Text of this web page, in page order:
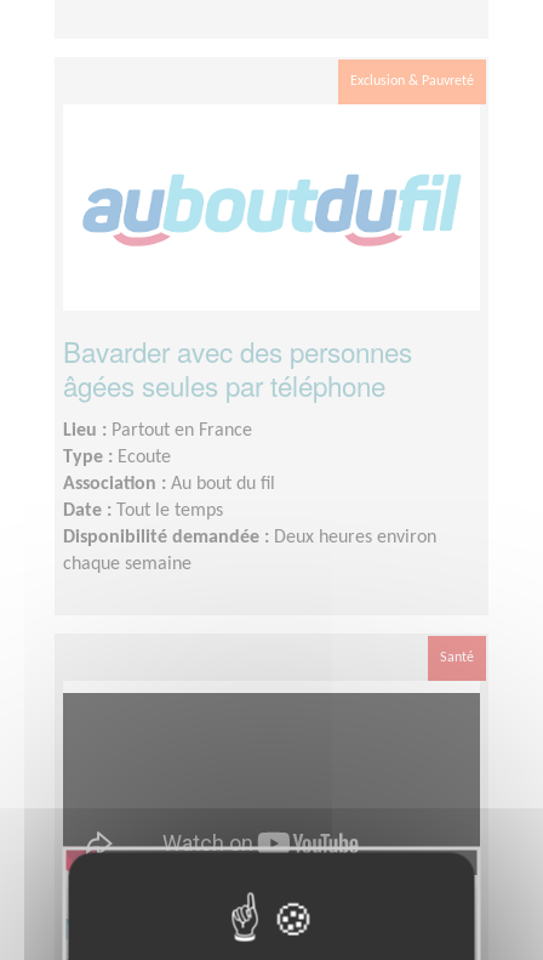
Exclusion & Pauvreté
Bavarder avec des personnes
âgées seules par téléphone
Lieu : Partout en France
Type : Ecoute
Association : Au bout du fil
Date :
Tout le temps
Disponibilité demandée : Deux heures environ
chaque semaine
Santé
Monter des vidéos mobilité